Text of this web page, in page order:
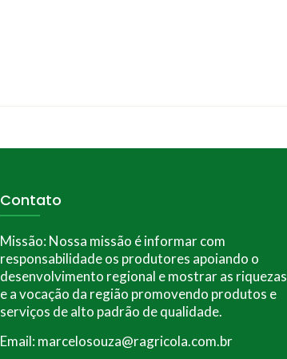
Contato
Missão:Nossa missão é informar com
responsabilidade os produtores apoiando o
desenvolvimento regional e mostrar as riquezas
e a vocação da região promovendo produtos e
serviços de alto padrão de qualidade.
Email: marcelosouza@ragricola.com.br